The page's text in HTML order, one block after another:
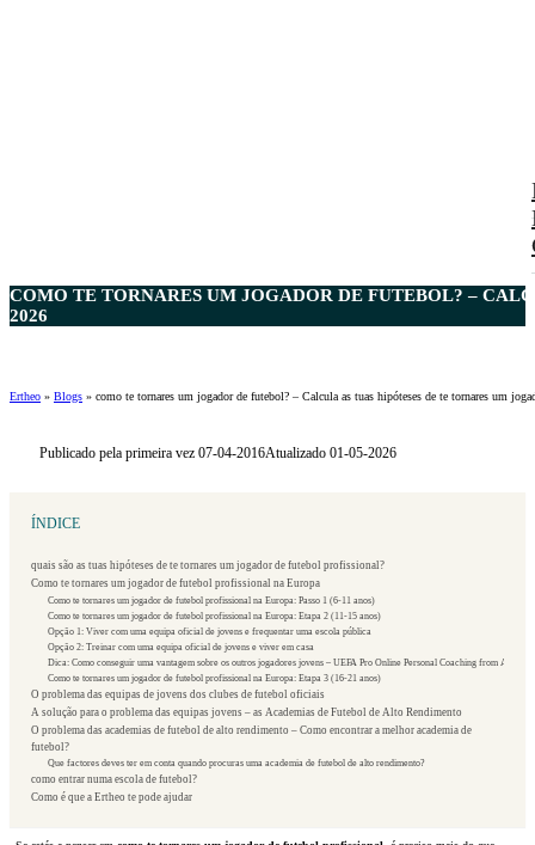
COMO TE TORNARES UM JOGADOR DE FUTEBOL? –
2026
Ertheo » Blogs » como te tornares um jogador de futebol? – Calcula as tuas hipóteses de te tornares um
Publicado pela primeira vez 07-04-2016Atualizado 01-05-2026
ÍNDICE
quais são as tuas hipóteses de te tornares um jogador de futebol profissional?
Como te tornares um jogador de futebol profissional na Europa
Como te tornares um jogador de futebol profissional na Europa: Passo 1 (6-11 anos)
Como te tornares um jogador de futebol profissional na Europa: Etapa 2 (11-15 anos)
Opção 1: Viver com uma equipa oficial de jovens e frequentar uma escola pública
Opção 2: Treinar com uma equipa oficial de jovens e viver em casa
Dica: Como conseguir uma vantagem sobre os outros jogadores jovens – UEFA Pro Online Personal Coaching from Afar
Como te tornares um jogador de futebol profissional na Europa: Etapa 3 (16-21 anos)
O problema das equipas de jovens dos clubes de futebol oficiais
A solução para o problema das equipas jovens – as Academias de Futebol de Alto Rendimento
O problema das academias de futebol de alto rendimento – Como encontrar a melhor academia de
futebol?
Que factores deves ter em conta quando procuras uma academia de futebol de alto rendimento?
como entrar numa escola de futebol?
Como é que a Ertheo te pode ajudar